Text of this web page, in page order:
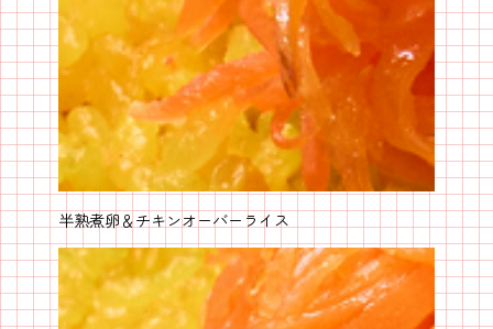
半熟煮卵＆チキンオーバーライス